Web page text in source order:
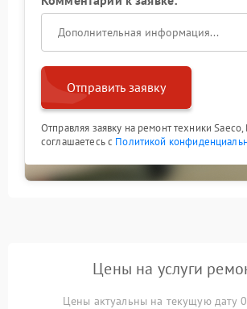
Отправить заявку
Отправляя заявку на ремонт техники
соглашаетесь с Политикой
Цены на услуги
Цены актуальны на текущую дату